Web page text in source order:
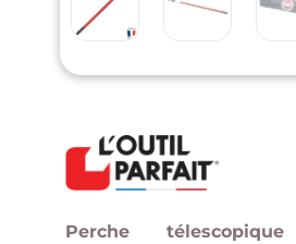
Perche